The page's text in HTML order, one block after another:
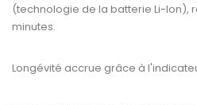
(technologie de la batterie Li-Ion),
minutes.
Longévité accrue grâce à